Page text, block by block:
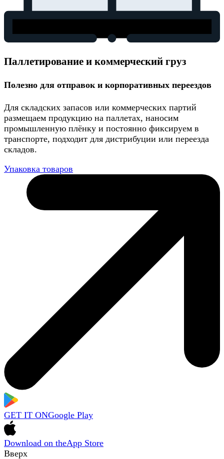
Паллетирование и коммерческий груз
Полезно для отправок и корпоративных переездов
Для складских запасов или коммерческих партий
размещаем продукцию на паллетах, наносим
промышленную плёнку и постоянно фиксируем в
транспорте, подходит для дистрибуции или переезда
складов.
Упаковка товаров
GET IT ONGoogle Play
Download on theApp Store
Вверх